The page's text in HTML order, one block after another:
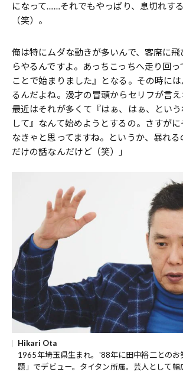
になって……それでもやっぱり、息切れす
（笑）。
俺は特にムダな動きが多いんで、客席に
らやるんですよ。あっちこっちへ走り回
ことで始まりました』となる。その時に
るんだよね。漫才の冒頭からセリフが言え
最近はそれが多くて『はぁ、はぁ、とい
して』なんて始めようとするの。さすが
なきゃと思ってますね。というか、暴れ
だけの話なんだけど（笑）」
Hikari Ota
1965年埼玉県生まれ。'88年に田中裕二とのお
題」でデビュー。タイタン所属。芸人として幅